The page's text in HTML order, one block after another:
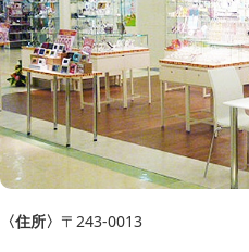
〈住所〉 〒243-0013